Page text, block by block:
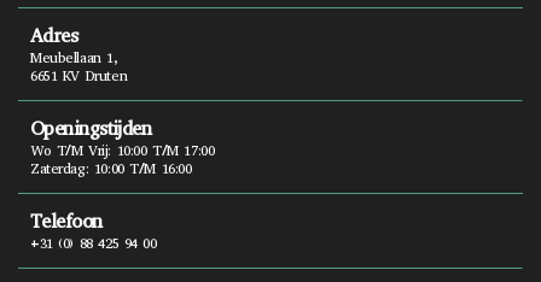
Adres
Meubellaan 1,
6651 KV Druten
Openingstijden
Wo T/m Vrij: 10:00 T/m 17:00
Zaterdag: 10:00 T/m 16:00
Telefoon
+31 (0) 88 425 94 00